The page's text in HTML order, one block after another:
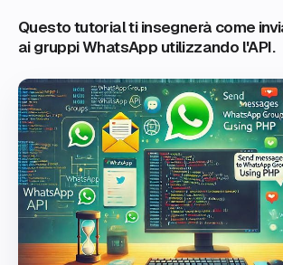
Questo tutorial ti insegnerà come
ai gruppi WhatsApp utilizzando l'API.